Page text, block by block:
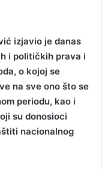
izjavio je danas
i političkih prava i
o kojoj se
na sve ono što se
periodu, kao i
su donosioci
nacionalnog